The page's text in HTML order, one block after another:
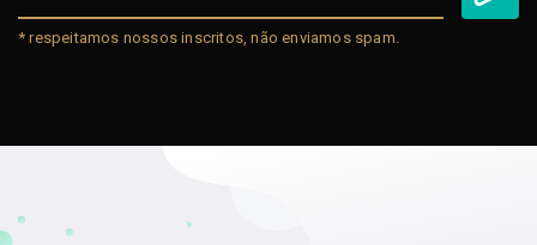
* respeitamos nossos inscritos, não enviamos spam.